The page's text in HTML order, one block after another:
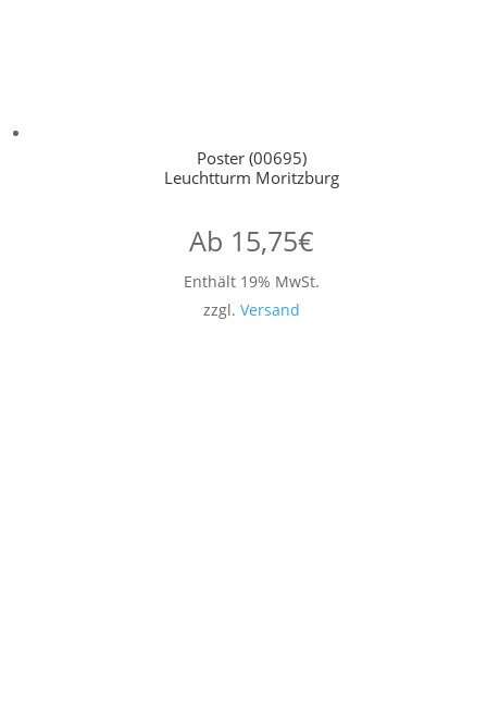
Poster (00695)
Leuchtturm Moritzburg
Ab 15,75€
Enthält 19% MwSt.
zzgl. Versand